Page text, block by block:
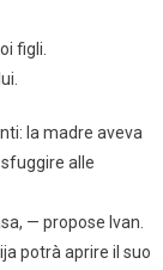
figli.
la madre aveva
alle
— propose Ivan.
potrà aprire il suo